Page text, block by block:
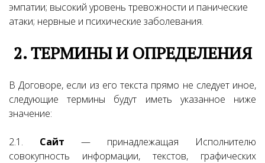
эмпатии; высокий уровень тревожности и панические
атаки; нервные и психические заболевания.
2. ТЕРМИНЫ И ОПРЕДЕЛЕНИЯ
В Договоре, если из его текста прямо не следует иное,
следующие термины будут иметь указанное ниже
значение:
2.1. Сайт — принадлежащая Исполнителю
совокупность информации, текстов, графических